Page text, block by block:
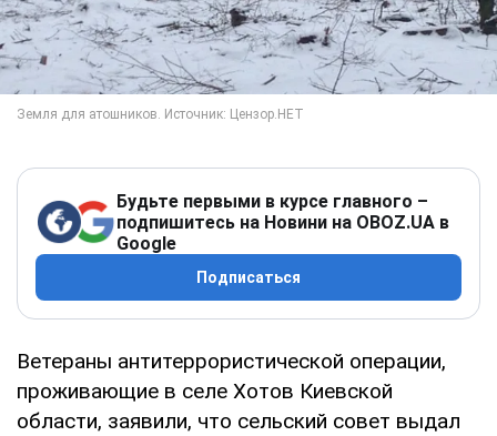
Будьте первыми в курсе главного –
подпишитесь на Новини на OBOZ.UA в
Google
Подписаться
Ветераны антитеррористической операции,
проживающие в селе Хотов Киевской
области, заявили, что сельский совет выдал